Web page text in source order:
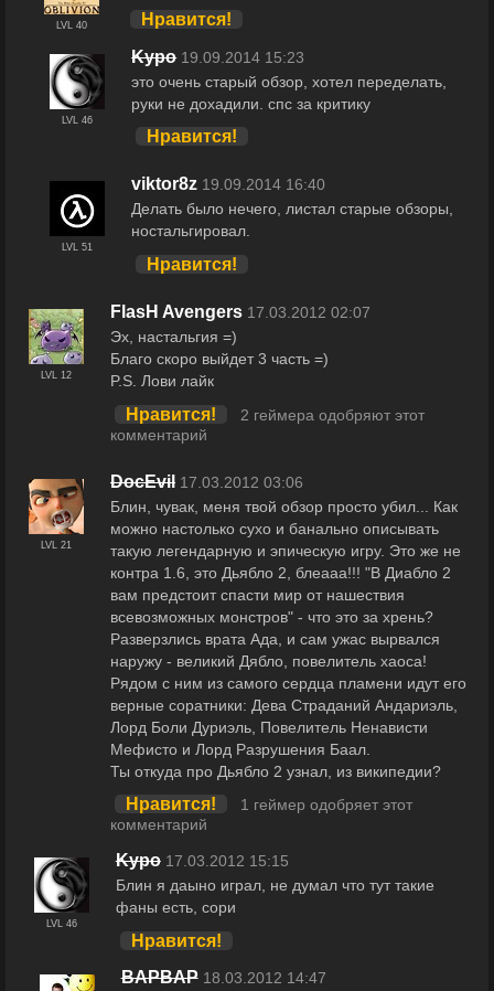
LVL 40 Нравится!
LVL 46
Kypo 19.09.2014 15:23
это очень старый обзор, хотел переделать,
руки не дохадили. спс за критику
Нравится!
LVL 51
viktor8z 19.09.2014 16:40
Делать было нечего, листал старые обзоры,
ностальгировал.
Нравится!
LVL 12
FlasH Avengers 17.03.2012 02:07
Эх, настальгия =)
Благо скоро выйдет 3 часть =)
P.S. Лови лайк
Нравится!
2 геймера одобряют этот
комментарий
LVL 21
DocEvil 17.03.2012 03:06
Блин, чувак, меня твой обзор просто убил... Как
можно настолько сухо и банально описывать
такую легендарную и эпическую игру. Это же не
контра 1.6, это Дьябло 2, блеааа!!! "В Диабло 2
вам предстоит спасти мир от нашествия
всевозможных монстров" - что это за хрень?
Разверзлись врата Ада, и сам ужас вырвался
наружу - великий Дябло, повелитель хаоса!
Рядом с ним из самого сердца пламени идут его
верные соратники: Дева Страданий Андариэль,
Лорд Боли Дуриэль, Повелитель Ненависти
Мефисто и Лорд Разрушения Баал.
Ты откуда про Дьябло 2 узнал, из википедии?
Нравится!
1 геймер одобряет этот
комментарий
LVL 46
Kypo 17.03.2012 15:15
Блин я даыно играл, не думал что тут такие
фаны есть, сори
Нравится!
BAPBAP 18.03.2012 14:47